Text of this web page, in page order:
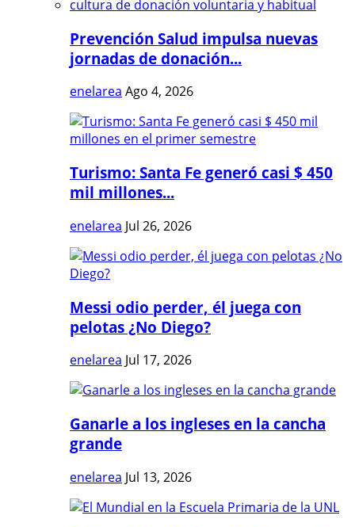
Prevención Salud impulsa nuevas
jornadas de donación...
enelarea Ago 4, 2026
Turismo: Santa Fe generó casi $ 450
mil millones...
enelarea Jul 26, 2026
Messi odio perder, él juega con
pelotas ¿No Diego?
enelarea Jul 17, 2026
Ganarle a los ingleses en la cancha
grande
enelarea Jul 13, 2026